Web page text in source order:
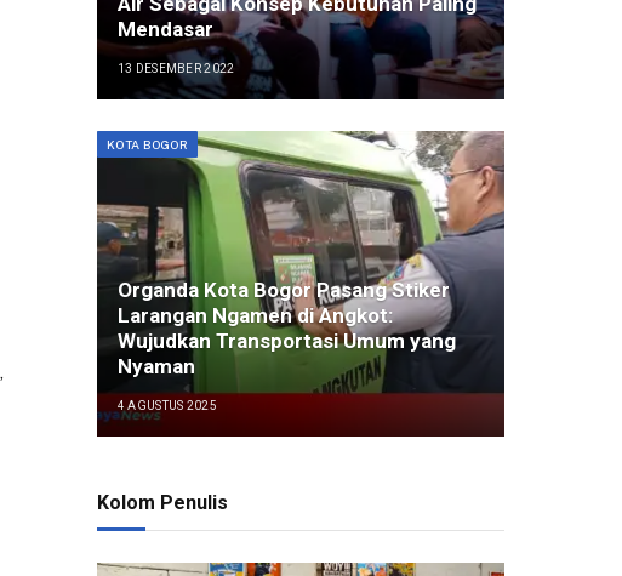
Mendasar
13 DESEMBER 2022
KOTA BOGOR
Organda Kota Bogor Pasang Stiker
Larangan Ngamen di Angkot:
Wujudkan Transportasi Umum yang
Nyaman
4 AGUSTUS 2025
Kolom Penulis